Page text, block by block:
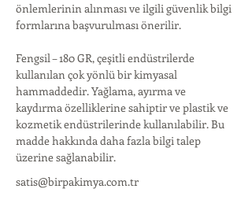
önlemlerinin alınması ve ilgili güvenlik bilgi
formlarına başvurulması önerilir.
Fengsil – 180 GR, çeşitli endüstrilerde
kullanılan çok yönlü bir kimyasal
hammaddedir. Yağlama, ayırma ve
kaydırma özelliklerine sahiptir ve plastik ve
kozmetik endüstrilerinde kullanılabilir. Bu
madde hakkında daha fazla bilgi talep
üzerine sağlanabilir.
satis@birpakimya.com.tr